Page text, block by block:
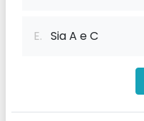
E. Sia A e C